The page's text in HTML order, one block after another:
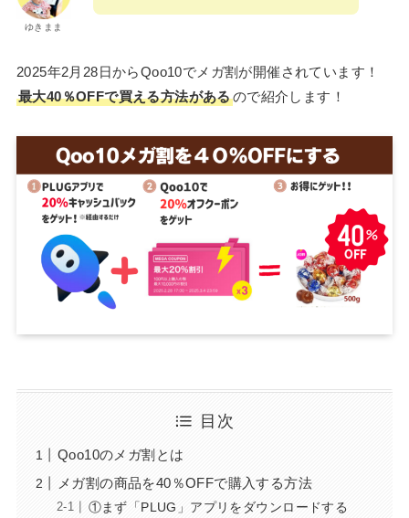
ゆきまま
2025年2月28日からQoo10でメガ割が開催されています！
最大40％OFFで買える方法があるので紹介します！
目次
Qoo10のメガ割とは
メガ割の商品を40％OFFで購入する方法
①まず「PLUG」アプリをダウンロードする